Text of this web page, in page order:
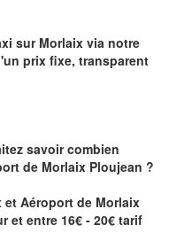
sur Morlaix via notre
prix fixe, transparent
savoircombien
de Morlaix Ploujean ?
et Aéroport de Morlaix
et entre 16€ - 20€ tarif